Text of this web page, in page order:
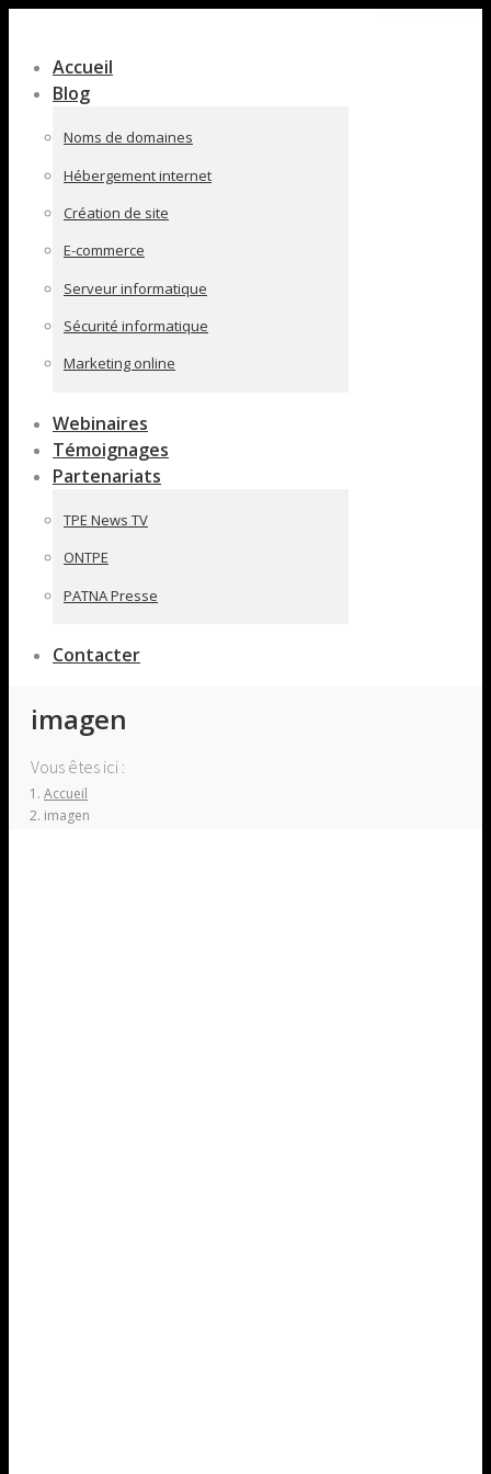
pleine
largeur
Accueil
Blog
Noms de domaines
Hébergement internet
Création de site
E-commerce
Serveur informatique
Sécurité informatique
Marketing online
Webinaires
Témoignages
Partenariats
TPE News TV
ONTPE
PATNA Presse
Contacter
imagen
Vous êtes ici :
Accueil
imagen